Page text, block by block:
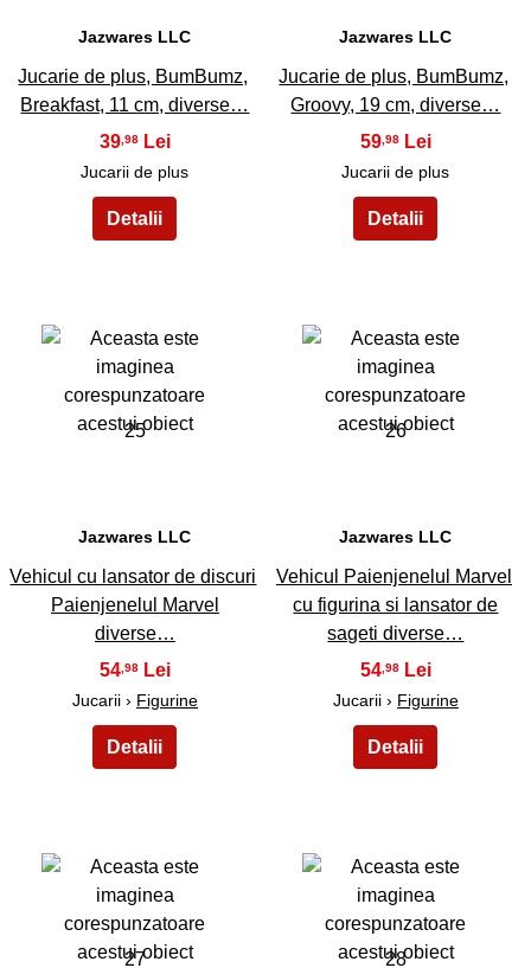
Jazwares LLC
Jucarie de plus, BumBumz,
Breakfast, 11 cm, diverse…
39,98
Jucarii de plus
Jazwares LLC
Jucarie de plus, BumBumz,
Groovy, 19 cm, diverse…
59,98
Jucarii de plus
25
Jazwares LLC
Vehicul cu lansator de discuri
Paienjenelul Marvel
diverse…
54 ,98
Jucarii › Figurine
26
Jazwares LLC
Vehicul Paienjenelul Marvel
cu figurina si lansator de
sageti diverse…
54 ,98
Jucarii › Figurine
27 28